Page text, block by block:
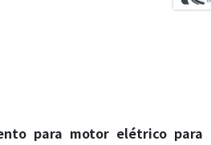
para motor elétrico para